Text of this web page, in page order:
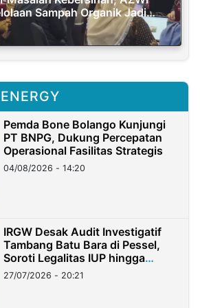
Sampah Organik Jadi
Pemda Bone Bolango Kunjungi
PT BNPG, Dukung Percepatan
Operasional Fasilitas Strategis
04/08/2026 - 14:20
IRGW Desak Audit Investigatif
Tambang Batu Bara di Pessel,
Soroti Legalitas IUP hingga
Stockpile
27/07/2026 - 20:21